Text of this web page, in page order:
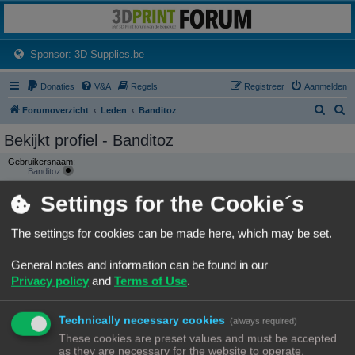
Het 3D print forum van de Benelux na de sluiting van 3dprintforum.nl
Sponsor: 3D Supplies.be(Opens a new tab)
Donaties V&A Regels Aanmelden
Registreer
Forumoverzicht Leden Banditoz
Bekijkt profiel - Banditoz
Gebruikersnaam:
Banditoz
CONTACTEER BANDITOZ
Flag:
Lid geworden op:
04/12/22, 13:49
Laatst actief:
04/06/26, 21:20
Aantal berichten:
Zoek gebruikers berichten
Settings for the Cookie´s
The settings for cookies can be made here, which may be set.
General notes and information can be found in our
Privacy policy and Terms of Use.
Technically necessary cookies (always required)
These cookies are preset values and must be accepted
as they are necessary for the website to operate.